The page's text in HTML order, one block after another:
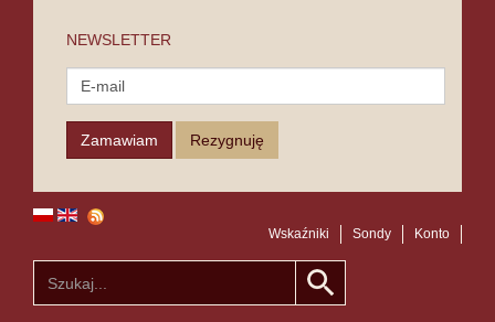
NEWSLETTER
Wskaźniki Sondy Konto